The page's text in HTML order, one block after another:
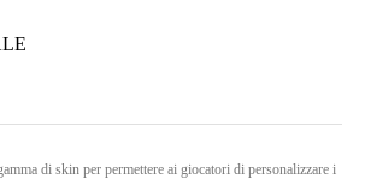
di skin per permettere ai giocatori di personalizzare i